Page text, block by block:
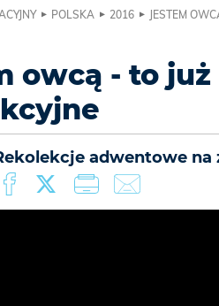
POLSKA 2016 JESTEM
owcą - to
adwentowe na